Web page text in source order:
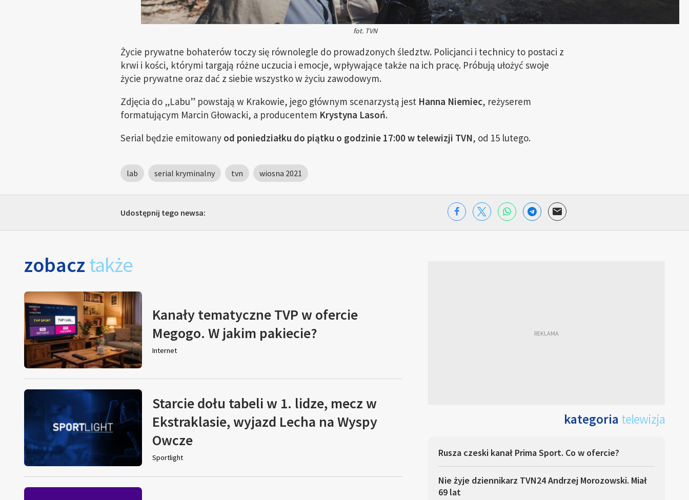
fot. TVN
Życie prywatne bohaterów toczy się równolegle do prowadzonych śledztw. Policjanci i technicy to postaci z
krwi i kości, którymi targają różne uczucia i emocje, wpływające także na ich pracę. Próbują ułożyć swoje
życie prywatne oraz dać z siebie wszystko w życiu zawodowym.
Zdjęcia do „Labu” powstają w Krakowie, jego głównym scenarzystą jest Hanna Niemiec, reżyserem
formatującym Marcin Głowacki, a producentem Krystyna Lasoń.
Serial będzie emitowany od poniedziałku do piątku o godzinie 17:00 w telewizji TVN, od 15 lutego.
lab serial kryminalny tvn wiosna 2021
Udostępnij tego newsa:
zobacz także
Kanały tematyczne TVP w ofercie
Megogo. W jakim pakiecie?
Internet
Starcie dołu tabeli w 1. lidze, mecz w
Ekstraklasie, wyjazd Lecha na Wyspy
Owcze
Sportlight
kategoria telewizja
Rusza czeski kanał Prima Sport. Co w ofercie?
Nie żyje dziennikarz TVN24 Andrzej Morozowski. Miał
69 lat